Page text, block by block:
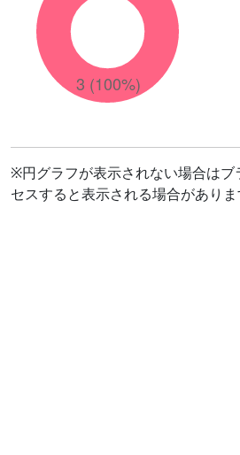
※円グラフが表示されない場合は
セスすると表示される場合がありま